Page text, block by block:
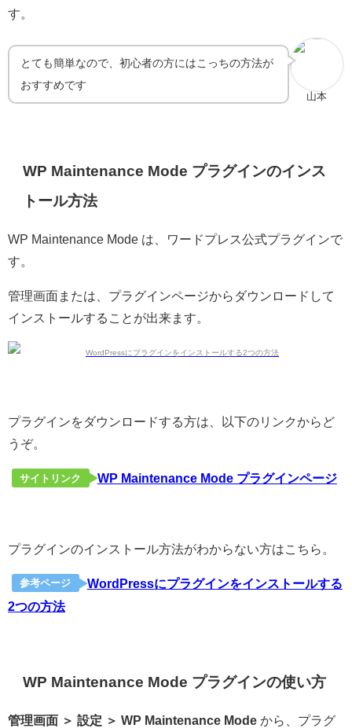
す。
山本
とても簡単なので、初心者の方にはこっちの方法が
おすすめです
WP Maintenance Mode プラグインのインス
トール方法
WP Maintenance Mode は、ワードプレス公式プラグインで
す。
管理画面または、プラグインページからダウンロードして
インストールすることが出来ます。
プラグインをダウンロードする方は、以下のリンクからど
うぞ。
サイトリンク WP Maintenance Mode プラグインページ
プラグインのインストール方法がわからない方はこちら。
参考ページ
WordPressにプラグインをインストールする
2つの方法
WP Maintenance Mode プラグインの使い方
管理画面 ＞ 設定 ＞ WP Maintenance Mode から、プラグ